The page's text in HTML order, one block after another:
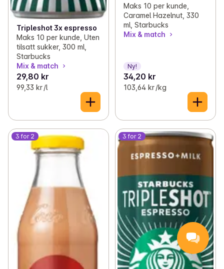
Tripleshot 3x espresso
Maks 10 per kunde, Uten
tilsatt sukker, 300 ml,
Starbucks
Mix & match
29,80 kr
99,33 kr /l
Maks 10 per kunde,
Caramel Hazelnut, 330
ml, Starbucks
Mix & match
Ny!
34,20 kr
103,64 kr /kg
3 for 2 3 for 2